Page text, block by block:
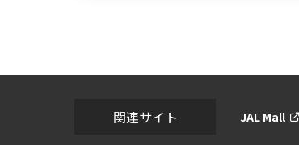
関連サイト JAL Mall